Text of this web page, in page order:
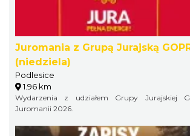
Juromania z Grupą Jurajską
(niedziela)
Podlesice
1.96 km
Wydarzenia z udziałem Grupy Jurajskiej
Juromanii 2026.